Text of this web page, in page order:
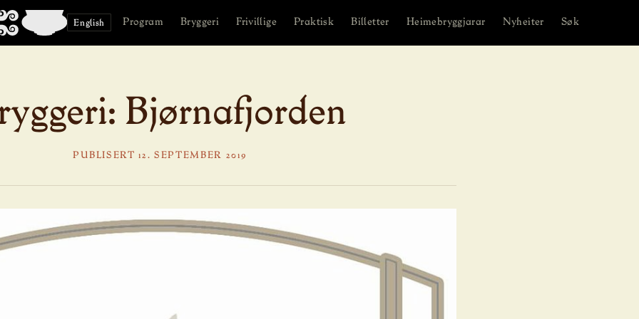
English Program Bryggeri Frivillige Praktisk Billetter Heimebryggjarar Nyheiter Søk
Bjørnafjorden
PUBLISERT 12. SEPTEMBER 2019